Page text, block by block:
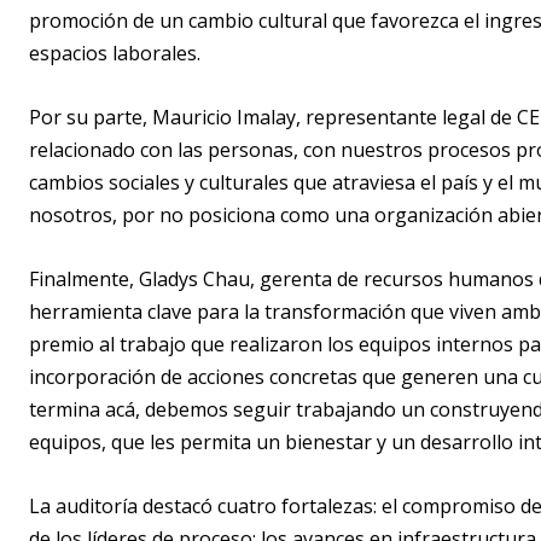
promoción de un cambio cultural que favorezca el
espacios laborales.
Por su parte, Mauricio Imalay, representante legal de
relacionado con las personas, con nuestros procesos
cambios sociales y culturales que atraviesa el país y el
nosotros, por no posiciona como una organización
Finalmente, Gladys Chau, gerenta de recursos humanos
herramienta clave para la transformación que viven
premio al trabajo que realizaron los equipos internos
incorporación de acciones concretas que generen una
termina acá, debemos seguir trabajando un
equipos, que les permita un bienestar y un desarrollo
La auditoría destacó cuatro fortalezas: el compromiso